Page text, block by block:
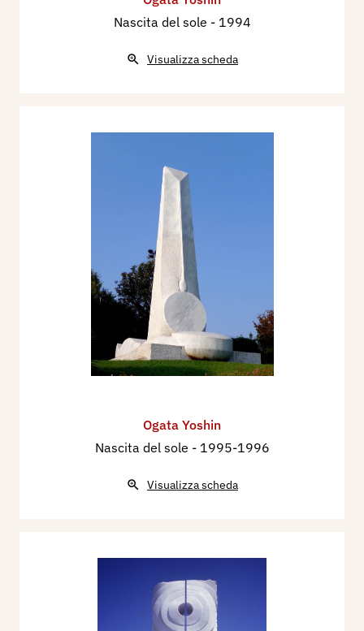
Nascita del sole - 1994
Visualizza scheda
Ogata Yoshin
Nascita del sole - 1995-1996
Visualizza scheda